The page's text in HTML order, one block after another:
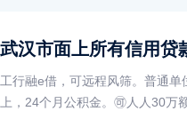
工行融e借，可远程风筛。普通
上，24个月公积金。🉑人人30万